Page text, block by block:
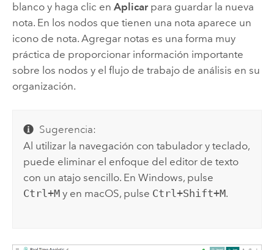
blanco y haga clic en Aplicarpara guardar la nueva
nota. En los nodos que tienen una nota aparece un
icono de nota. Agregar notas es una forma muy
práctica de proporcionar información importante
sobre los nodos y el flujo de trabajo de análisis en su
organización.
Sugerencia:
Al utilizar la navegación con tabulador y teclado,
puede eliminar el enfoque del editor de texto
con un atajo sencillo. EnWindows, pulse
Ctrl+M y en macOS, pulse Ctrl+Shift+M.